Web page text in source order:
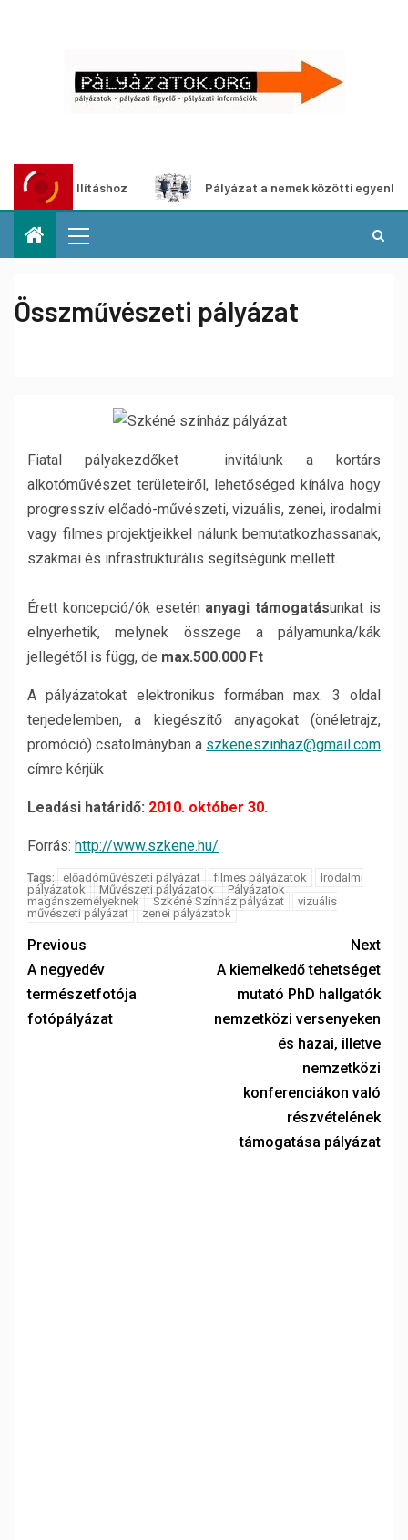
kiállításhoz Pályázat a nemek közötti egyenlőség
Összművészeti pályázat
Fiatal pályakezdőket invitálunk a kortárs
alkotóművészet területeiről, lehetőséged kínálva hogy
progresszív előadó-művészeti, vizuális, zenei, irodalmi
vagy filmes projektjeikkel nálunk bemutatkozhassanak,
szakmai és infrastrukturális segítségünk mellett.
Érett koncepció/ók esetén anyagi támogatásunkat is
elnyerhetik, melynek összege a pályamunka/kák
jellegétől is függ, de max.500.000 Ft
A pályázatokat elektronikus formában max. 3 oldal
terjedelemben, a kiegészítő anyagokat (önéletrajz,
promóció) csatolmányban a szkeneszinhaz@gmail.com
címre kérjük
Leadási határidő: 2010. október 30.
Forrás: http://www.szkene.hu/
Tags: előadóművészeti pályázat filmes pályázatok
Irodalmi
pályázatok
Művészeti pályázatok
Pályázatok
magánszemélyeknek
Szkéné Színház pályázat
vizuális
művészeti pályázat
zenei pályázatok
Previous
A negyedév
természetfotója
fotópályázat
Next
A kiemelkedő tehetséget
mutató PhD hallgatók
nemzetközi versenyeken
és hazai, illetve
nemzetközi
konferenciákon való
részvételének
támogatása pályázat